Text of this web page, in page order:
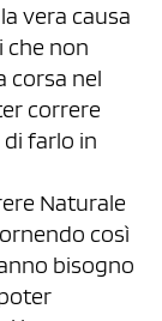
vera causa
non
corsa nel
correre
farlo in
Naturale
così
bisogno